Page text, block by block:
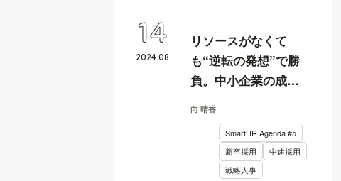
リソースがなくて
も“逆転の発想”で勝
負。中小企業の成長
向 晴香
SmartHR Agenda #5
新卒採用
中途採用
戦略人事
2024.08
14